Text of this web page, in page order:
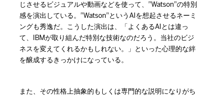
じさせるビジュアルや動画などを使って、”Watson”の特別
感を演出している。”Watson”というAIを想起させるネーミ
ングも秀逸だ。こうした演出は、「よくあるAIとは違っ
て、IBMが取り組んだ特別な技術なのだろう。当社のビジ
ネスを変えてくれるかもしれない。」といった心理的な絆
を醸成するきっかけになっている。
また、その性格上抽象的もしくは専門的な説明になりがち